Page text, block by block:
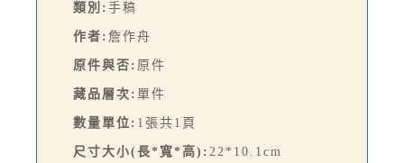
類別: 手稿
作者: 詹作舟
原件與否: 原件
藏品層次: 單件
數量單位: 1張共1頁
尺寸大小(長*寬*高): 22*10.1cm